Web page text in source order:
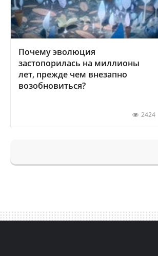
Почему эволюция
застопорилась на миллионы
лет, прежде чем внезапно
возобновиться?
2424